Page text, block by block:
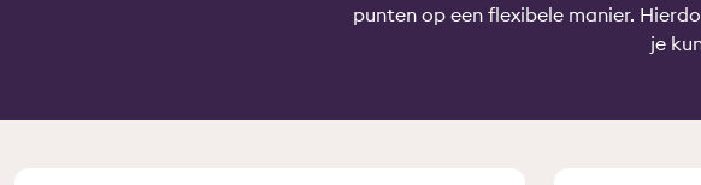
punten op een flexibele manier.
je